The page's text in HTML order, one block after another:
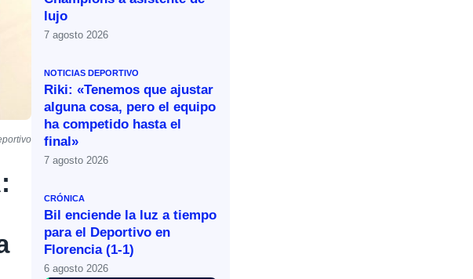
lujo
7 agosto 2026
NOTICIAS DEPORTIVO
Riki: «Tenemos que ajustar
alguna cosa, pero el equipo
ha competido hasta el
final»
7 agosto 2026
CRÓNICA
Bil enciende la luz a tiempo
para el Deportivo en
Florencia (1-1)
6 agosto 2026